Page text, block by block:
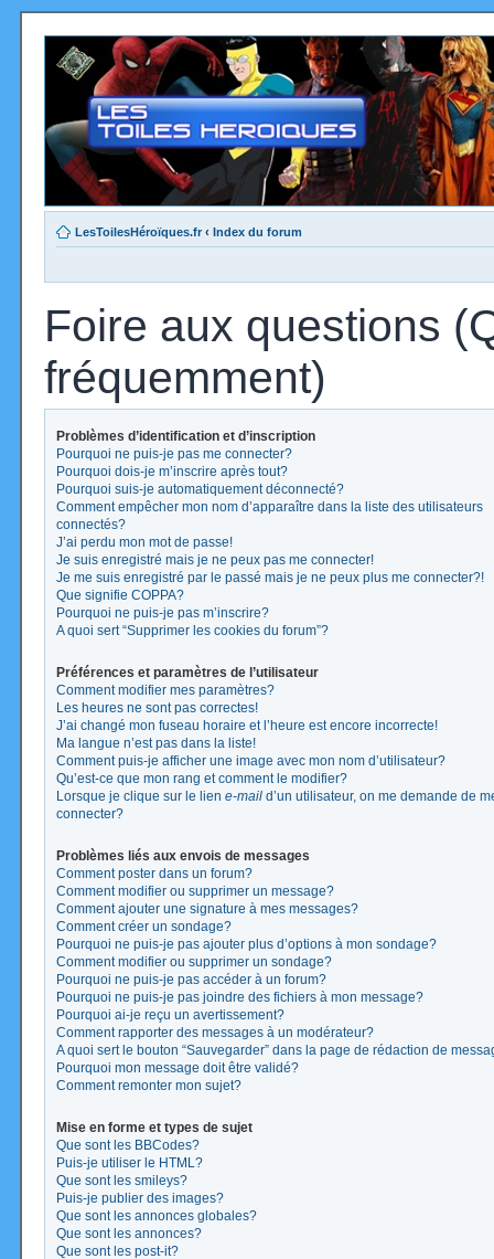
LesToilesHéroïques.fr ‹ Index du forum
Foire aux questions
fréquemment)
Problèmes d’identification et d’inscription
Pourquoi ne puis-je pas me connecter?
Pourquoi dois-je m’inscrire après tout?
Pourquoi suis-je automatiquement déconnecté?
Comment empêcher mon nom d’apparaître dans la liste des utilisateurs
connectés?
J’ai perdu mon mot de passe!
Je suis enregistré mais je ne peux pas me connecter!
Je me suis enregistré par le passé mais je ne peux plus me connecter?!
Que signifie COPPA?
Pourquoi ne puis-je pas m’inscrire?
A quoi sert “Supprimer les cookies du forum”?
Préférences et paramètres de l’utilisateur
Comment modifier mes paramètres?
Les heures ne sont pas correctes!
J’ai changé mon fuseau horaire et l’heure est encore incorrecte!
Ma langue n’est pas dans la liste!
Comment puis-je afficher une image avec mon nom d’utilisateur?
Qu’est-ce que mon rang et comment le modifier?
Lorsque je clique sur le lien e-mail d’un utilisateur, on me demande de
connecter?
Problèmes liés aux envois de messages
Comment poster dans un forum?
Comment modifier ou supprimer un message?
Comment ajouter une signature à mes messages?
Comment créer un sondage?
Pourquoi ne puis-je pas ajouter plus d’options à mon sondage?
Comment modifier ou supprimer un sondage?
Pourquoi ne puis-je pas accéder à un forum?
Pourquoi ne puis-je pas joindre des fichiers à mon message?
Pourquoi ai-je reçu un avertissement?
Comment rapporter des messages à un modérateur?
A quoi sert le bouton “Sauvegarder” dans la page de rédaction de
Pourquoi mon message doit être validé?
Comment remonter mon sujet?
Mise en forme et types de sujet
Que sont les BBCodes?
Puis-je utiliser le HTML?
Que sont les smileys?
Puis-je publier des images?
Que sont les annonces globales?
Que sont les annonces?
Que sont les post-it?